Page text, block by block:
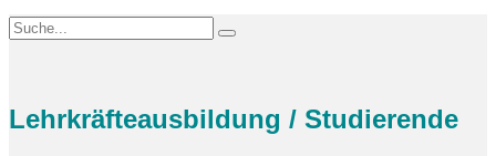
Lehrkräfteausbildung / Studierende